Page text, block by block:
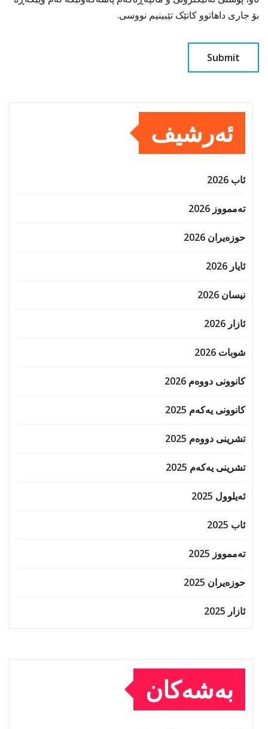
بۆ جاری داهاتوو کاتێک تێبینیم نووسی.
ئەرشیف
ئاب 2026
تەممووز 2026
حوزه‌یران 2026
ئایار 2026
نیسان 2026
ئازار 2026
شوبات 2026
کانوونی دووەم 2026
کانوونی یەکەم 2025
تشرینی دووەم 2025
تشرینی یەکەم 2025
ئەیلوول 2025
ئاب 2025
تەممووز 2025
حوزه‌یران 2025
ئازار 2025
بەشەکان